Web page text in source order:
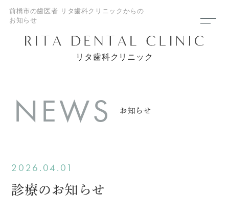
リタ歯科クリニック
前橋市の歯医者 リタ歯科クリニックからの
お知らせ
NEWS お知らせ
2026.04.01
診療のお知らせ